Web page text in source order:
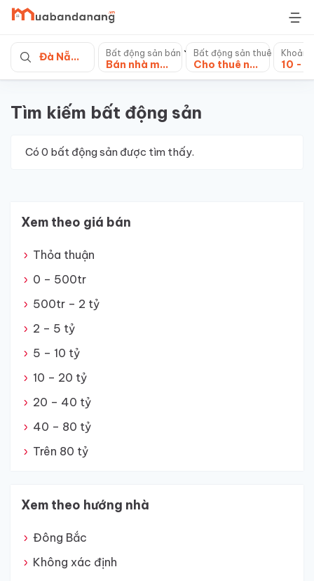
Skip
content
Đà Nẵng Bất động sản bán
Bán nhà mặt tiền
Bất động sản thuê
Cho thuê nhà mặt phố
Tìm kiếm bất động sản
Có 0 bất động sản được tìm thấy.
Xem theo giá bán
Thỏa thuận
0 – 500tr
500tr – 2 tỷ
2 – 5 tỷ
5 – 10 tỷ
10 – 20 tỷ
20 – 40 tỷ
40 – 80 tỷ
Trên 80 tỷ
Xem theo hướng nhà
Đông Bắc
Không xác định